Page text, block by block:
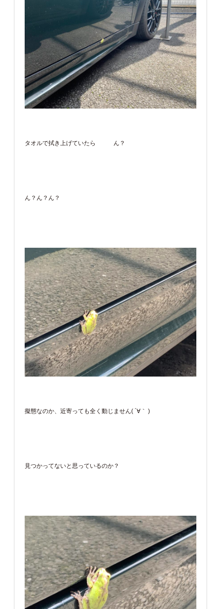
タオルで拭き上げていたら ん？
ん？ん？ん？
擬態なのか、近寄っても全く動じません( ´∀｀ )
見つかってないと思っているのか？